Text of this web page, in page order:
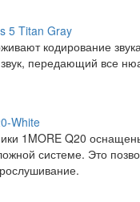
5 Titan Gray
кодирование
передающий все
White
1MORE Q20
системе. Это